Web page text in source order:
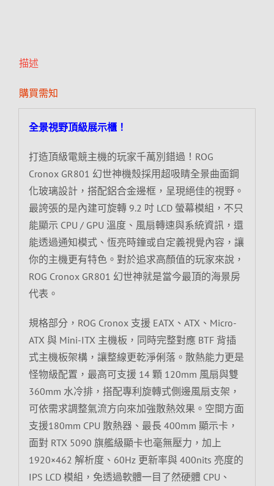
描述
購買需知
全景視野頂級展示櫃！
打造頂級電競主機的玩家千萬別錯過！ROG
Cronox GR801 幻世神機殼採用超吸睛全景曲面鋼
化玻璃設計，搭配鋁合金邊框，呈現絕佳的視野。
最誇張的是內建可旋轉 9.2 吋 LCD 螢幕模組，不只
能顯示 CPU / GPU 溫度、風扇轉速與系統資訊，還
能透過通知模式、恆亮時鐘或自定義視覺內容，讓
你的主機更有特色。對於追求高顏值的玩家來說，
ROG Cronox GR801 幻世神就是當今最頂的海景房
代表。
規格部分，ROG Cronox 支援 EATX、ATX、Micro-
ATX 與 Mini-ITX 主機板，同時完整對應 BTF 背插
式主機板架構，讓整線更乾淨俐落。散熱能力更是
怪物級配置，最高可支援 14 顆 120mm 風扇與雙
360mm 水冷排，搭配專利旋轉式側邊風扇支架，
可依需求調整氣流方向來加強散熱效果。空間方面
支援180mm CPU 散熱器、最長 400mm 顯示卡，
面對 RTX 5090 旗艦級顯卡也毫無壓力，加上
1920×462 解析度、60Hz 更新率與 400nits 亮度的
IPS LCD 模組，免透過軟體一目了然硬體 CPU、